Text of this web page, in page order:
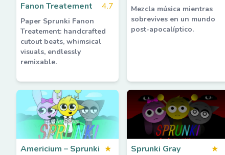
Fanon Treatement
4.7
Paper Sprunki Fanon
Treatement: handcrafted
cutout beats, whimsical
visuals, endlessly
remixable.
Mezcla música mientras
sobrevives en un mundo
post-apocalíptico.
Americium – Sprunki ★
Sprunki Gray
★